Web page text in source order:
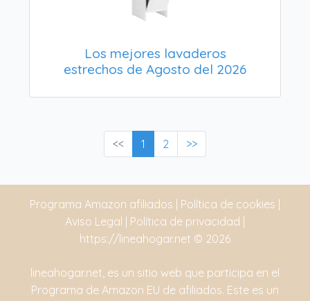
Los mejores lavaderos
estrechos de Agosto del 2026
<< 1 2 >>
Programa Amazon afiliados | Política de cookies |
Aviso Legal | Política de privacidad |
https://lineahogar.net © 2026
lineahogar.net, es un sitio web que participa en el
Programa de Amazon EU de afiliados. Este es un